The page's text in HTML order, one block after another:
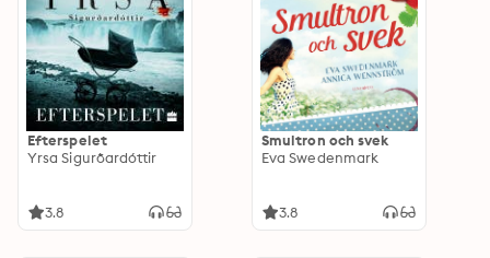
Efterspelet
Yrsa Sigurðardóttir
3.8
Smultron och svek
Eva Swedenmark
3.8